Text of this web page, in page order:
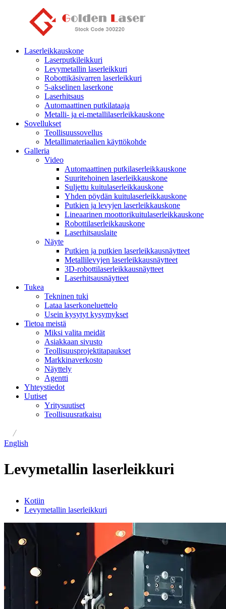
Laserleikkauskone
Laserputkileikkuri
Levymetallin laserleikkuri
Robottikäsivarren laserleikkuri
5-akselinen laserkone
Laserhitsaus
Automaattinen putkilataaja
Metalli- ja ei-metallilaserleikkauskone
Sovellukset
Teollisuussovellus
Metallimateriaalien käyttökohde
Galleria
Video
Automaattinen putkilaserleikkauskone
Suuritehoinen laserleikkauskone
Suljettu kuitulaserleikkauskone
Yhden pöydän kuitulaserleikkauskone
Putkien ja levyjen laserleikkauskone
Lineaarinen moottorikuitulaserleikkauskone
Robottilaserleikkauskone
Laserhitsauslaite
Näyte
Putkien ja putkien laserleikkausnäytteet
Metallilevyjen laserleikkausnäytteet
3D-robottilaserleikkausnäytteet
Laserhitsausnäytteet
Tukea
Tekninen tuki
Lataa laserkoneluettelo
Usein kysytyt kysymykset
Tietoa meistä
Miksi valita meidät
Asiakkaan sivusto
Teollisuusprojektitapaukset
Markkinaverkosto
Näyttely
Agentti
Yhteystiedot
Uutiset
Yritysuutiset
Teollisuusratkaisu
/
English
Levymetallin laserleikkuri
Kotiin
Levymetallin laserleikkuri